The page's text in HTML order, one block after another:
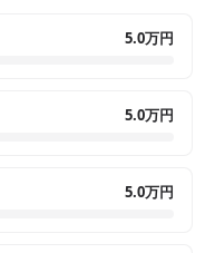
5.0万円
5.0万円
5.0万円